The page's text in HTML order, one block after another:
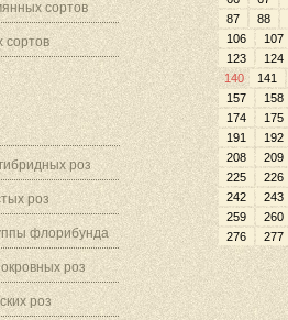
сортов
роз
роз
флорибунда
роз
роз
87
88
106
107
123
124
140
141
157
158
174
175
191
192
208
209
225
226
242
243
259
260
276
277